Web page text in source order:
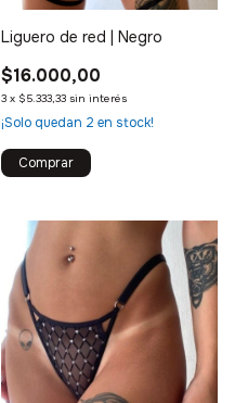
Liguero de red | Negro
$16.000,00
3 x $5.333,33 sin interés
¡Solo quedan 2 en stock!